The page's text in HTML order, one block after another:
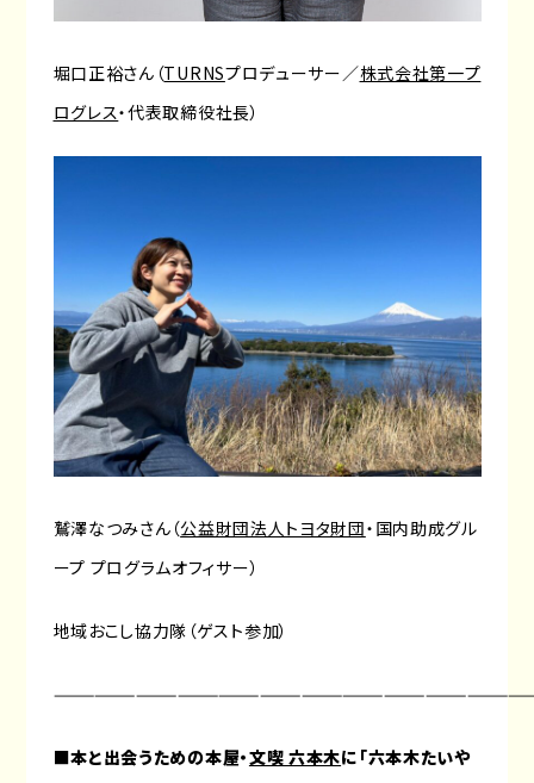
堀口正裕さん（TURNSプロデューサー／株式会社第一プ
ログレス・代表取締役社長）
鷲澤なつみさん（公益財団法人トヨタ財団・国内助成グル
ープ プログラムオフィサー）
地域おこし協力隊（ゲスト参加）
■本と出会うための本屋・文喫 六本木に「六本木たいや